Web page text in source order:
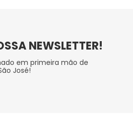
NEWSLETTER!
em primeira mão de
José!